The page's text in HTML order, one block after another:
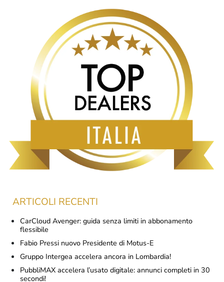
ARTICOLI RECENTI
CarCloud Avenger: guida senza limiti in abbonamento
flessibile
Fabio Pressi nuovo Presidente di Motus-E
Gruppo Intergea accelera ancora in Lombardia!
PubbliMAX accelera l’usato digitale: annunci completi in 30
secondi!